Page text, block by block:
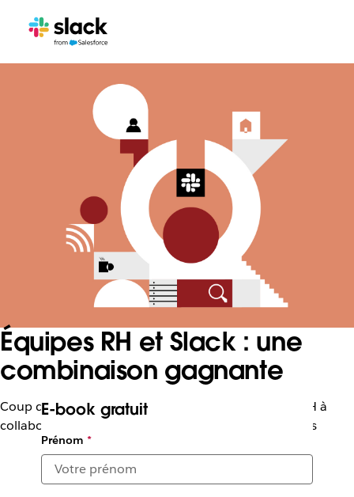
Équipes RH et Slack : une
combinaison gagnante
Coup d’œil sur la façon dont Slack aide les équipes RH à
collaborer entre elles et entre plusieurs départements
E-book gratuit
Prénom *